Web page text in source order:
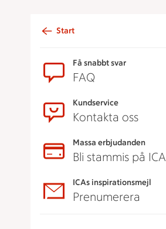
Start
Få snabbt svar
FAQ
Kundservice
Kontakta oss
Massa erbjudanden
Bli stammis på ICA
ICAs inspirationsmejl
Prenumerera